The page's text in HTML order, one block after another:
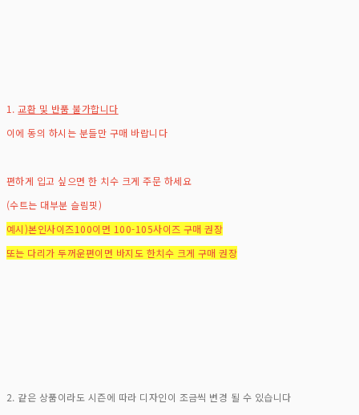
1.교환 및 반품 불가합니다
이에 동의 하시는 분들만 구매 바랍니다
편하게 입고 싶으면 한 치수 크게 주문 하세요
(수트는 대부분 슬림핏)
예시)본인사이즈100이면 100-105사이즈 구매 권장
또는 다리가 두꺼운편이면 바지도 한치수 크게 구매 권장
2. 같은 상품이라도 시즌에 따라 디자인이 조금씩 변경 될 수 있습니다